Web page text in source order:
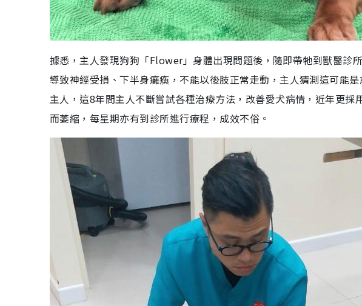
據悉，主人發現狗狗「Flower」身體出現問題後，隨即帶牠到獸醫診
導致神經受損、下半身癱瘓，不能以後肢正常走動，主人猜測這可能
主人，這8年間主人不斷嘗試各種治療方法，改善愛犬病情，近年更
而萎縮，每星期亦有到診所進行療程，成效不俗。